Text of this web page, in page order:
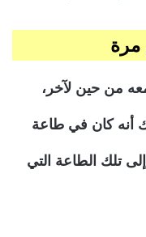
مرة
من حين لآخر،
أنه كان في طاعة
إلى تلك الطاعة التي